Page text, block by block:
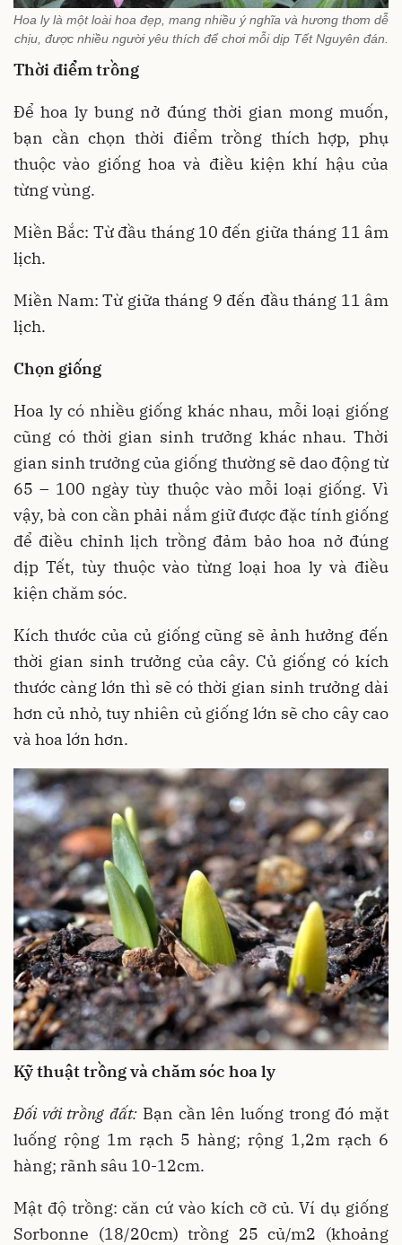
Hoa ly là một loài hoa đẹp, mang nhiều ý nghĩa và hương thơm dễ
chịu, được nhiều người yêu thích để chơi mỗi dịp Tết Nguyên đán.
Thời điểm trồng
Để hoa ly bung nở đúng thời gian mong muốn,
bạn cần chọn thời điểm trồng thích hợp, phụ
thuộc vào giống hoa và điều kiện khí hậu của
từng vùng.
Miền Bắc: Từ đầu tháng 10 đến giữa tháng 11 âm
lịch.
Miền Nam: Từ giữa tháng 9 đến đầu tháng 11 âm
lịch.
Chọn giống
Hoa ly có nhiều giống khác nhau, mỗi loại giống
cũng có thời gian sinh trưởng khác nhau. Thời
gian sinh trưởng của giống thường sẽ dao động từ
65 – 100 ngày tùy thuộc vào mỗi loại giống. Vì
vậy, bà con cần phải nắm giữ được đặc tính giống
để điều chỉnh lịch trồng đảm bảo hoa nở đúng
dịp Tết, tùy thuộc vào từng loại hoa ly và điều
kiện chăm sóc.
Kích thước của củ giống cũng sẽ ảnh hưởng đến
thời gian sinh trưởng của cây. Củ giống có kích
thước càng lớn thì sẽ có thời gian sinh trưởng dài
hơn củ nhỏ, tuy nhiên củ giống lớn sẽ cho cây cao
và hoa lớn hơn.
Kỹ thuật trồng và chăm sóc hoa ly
Đối với trồng đất: Bạn cần lên luống trong đó mặt
luống rộng 1m rạch 5 hàng; rộng 1,2m rạch 6
hàng; rãnh sâu 10-12cm.
Mật độ trồng: căn cứ vào kích cỡ củ. Ví dụ giống
Sorbonne (18/20cm) trồng 25 củ/m2 (khoảng